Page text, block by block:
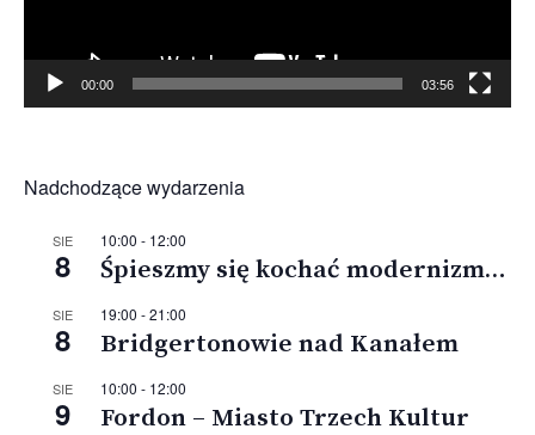
00:00 03:56
Nadchodzące wydarzenia
SIE
8
10:00 - 12:00
Śpieszmy się kochać modernizm…
SIE
8
19:00 -21:00
Bridgertonowie nad Kanałem
SIE
9
10:00 - 12:00
Fordon – Miasto Trzech Kultur